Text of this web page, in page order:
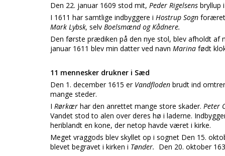
Den 22. januar 1609 stod mit, Peder Rigelsens bryllup
I 1611 har samtlige indbyggere i Hostrup Sogn foræret
Mark Lybsk, selv Boelsmænd og Kådnere.
Den første prædiken på den nye stol, blev afholdt af
januar 1611 blev min datter ved navn Marina født
11 mennesker drukner i Sæd
Den 1. december 1615 er Vandfloden brudt ind
mange steder.
I Rørkær har den anrettet mange store skader. Peter
Vandet stod to alen over deres hø i laderne.
heriblandt en kone, der netop havde været i kirke.
Meget vraggods blev skyllet op i sognet Den 15.
blevet begravet i kirken i Tønder. Den 20. oktober